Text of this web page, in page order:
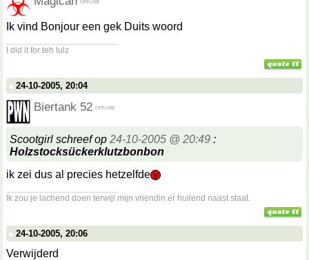
Ik vind Bonjour een gek Duits woord
I did it for teh lulz
24-10-2005, 20:04
Biertank 52
Scootgirl schreef op 24-10-2005 @ 20:49 :
Holzstocksückerklutzbonbon
ik zei dus al precies hetzelfde
Ik zou je lachend doen terwijl mijn vriendin er huilend naast staat.
24-10-2005, 20:06
Verwijderd